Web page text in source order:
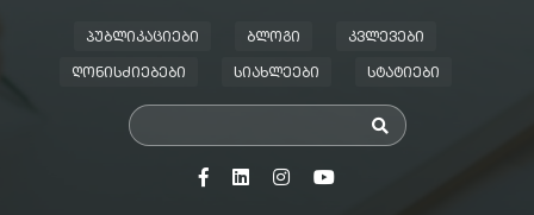
ᲞᲣᲑᲚᲘᲙᲐᲪᲘᲔᲑᲘ ᲑᲚᲝᲒᲘ ᲙᲕᲚᲔᲕᲔᲑᲘ
ᲦᲝᲜᲘᲡᲫᲘᲔᲑᲔᲑᲘ ᲡᲘᲐᲮᲚᲔᲔᲑᲘ ᲡᲢᲐᲢᲘᲔᲑᲘ